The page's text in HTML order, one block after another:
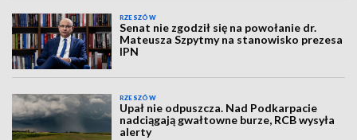
RZESZÓW
Senat nie zgodził się na powołanie dr.
Mateusza Szpytmy na stanowisko prezesa
IPN
RZESZÓW
Upał nie odpuszcza. Nad Podkarpacie
nadciągają gwałtowne burze, RCB wysyła
alerty